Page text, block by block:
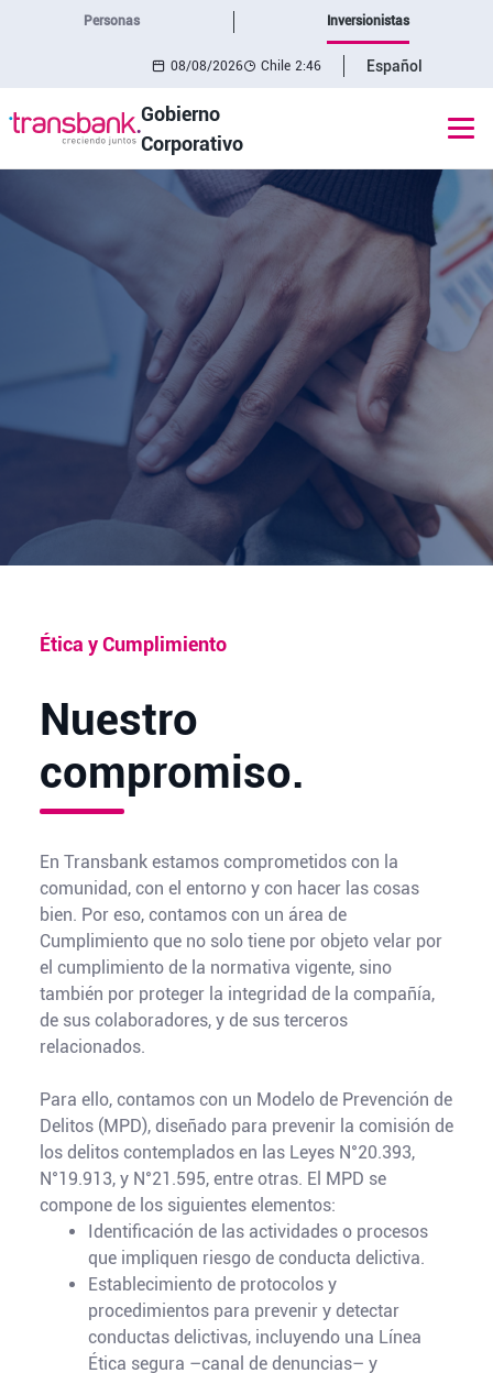
Personas Inversionistas
08/08/2026 Chile 2:46 Español
Gobierno
Corporativo
Ética y Cumplimiento
Nuestro
compromiso.
En Transbank estamos comprometidos con la
comunidad, con el entorno y con hacer las cosas
bien. Por eso, contamos con un área de
Cumplimiento que no solo tiene por objeto velar por
el cumplimiento de la normativa vigente, sino
también por proteger la integridad de la compañía,
de sus colaboradores, y de sus terceros
relacionados.
Para ello, contamos con un Modelo de Prevención de
Delitos (MPD), diseñado para prevenir la comisión de
los delitos contemplados en las Leyes N°20.393,
N°19.913, y N°21.595, entre otras. El MPD se
compone de los siguientes elementos:
Identificación de las actividades o procesos
que impliquen riesgo de conducta delictiva.
Establecimiento de protocolos y
procedimientos para prevenir y detectar
conductas delictivas, incluyendo una Línea
Ética segura –canal de denuncias– y